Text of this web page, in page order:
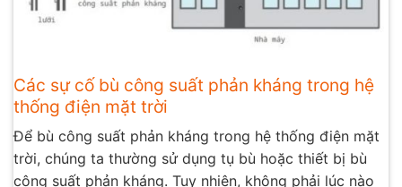
Các sự cố bù công suất phản kháng trong hệ
thống điện mặt trời
Để bù công suất phản kháng trong hệ thống điện mặt
trời, chúng ta thường sử dụng tụ bù hoặc thiết bị bù
công suất phản kháng. Tuy nhiên, không phải lúc nào